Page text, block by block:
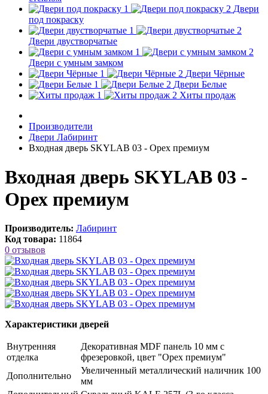
Двери
под покраску
Двери двустворчатые
Двери с умным замком
Двери Чёрные
Двери Белые
Хиты продаж
Производители
Двери Лабиринт
Входная дверь SKYLAB 03 - Орех премиум
Входная дверь SKYLAB 03 -
Орех премиум
Производитель: Лабиринт
Код товара: 11864
0 отзывов
Характеристики дверей
Внутренняя
отделка
Декоративная MDF панель 10 мм с
фрезеровкой, цвет "Орех премиум"
Дополнительно
Увеличенный металлический наличник 100
мм